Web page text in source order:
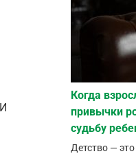
Когда
привычки
судьбу
Детство —